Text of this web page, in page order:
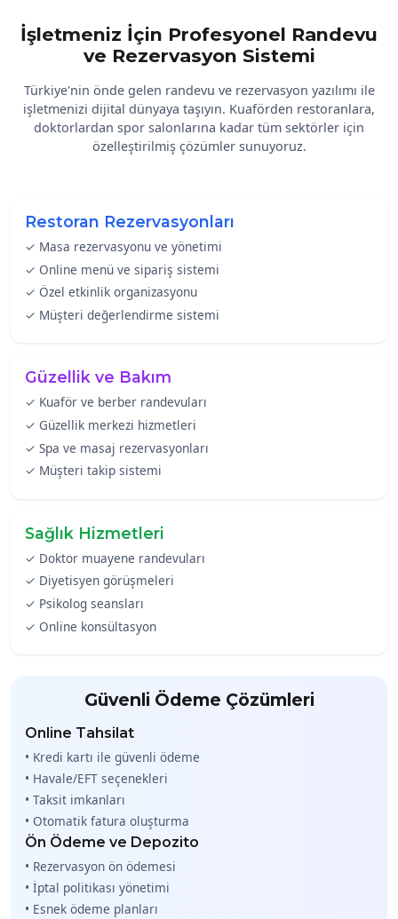
İşletmeniz İçin Profesyonel Randevu
ve Rezervasyon Sistemi
Türkiye'nin önde gelen randevu ve rezervasyon yazılımı ile
işletmenizi dijital dünyaya taşıyın. Kuaförden restoranlara,
doktorlardan spor salonlarına kadar tüm sektörler için
özelleştirilmiş çözümler sunuyoruz.
Restoran Rezervasyonları
✓ Masa rezervasyonu ve yönetimi
✓ Online menü ve sipariş sistemi
✓ Özel etkinlik organizasyonu
✓ Müşteri değerlendirme sistemi
Güzellik ve Bakım
✓ Kuaför ve berber randevuları
✓ Güzellik merkezi hizmetleri
✓ Spa ve masaj rezervasyonları
✓ Müşteri takip sistemi
Sağlık Hizmetleri
✓ Doktor muayene randevuları
✓ Diyetisyen görüşmeleri
✓ Psikolog seansları
✓ Online konsültasyon
Güvenli Ödeme Çözümleri
Online Tahsilat
• Kredi kartı ile güvenli ödeme
• Havale/EFT seçenekleri
• Taksit imkanları
• Otomatik fatura oluşturma
Ön Ödeme ve Depozito
• Rezervasyon ön ödemesi
• İptal politikası yönetimi
• Esnek ödeme planları